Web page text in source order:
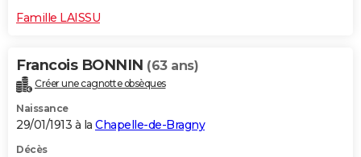
Famille LAISSU
Francois BONNIN (63 ans)
Créer une cagnotte obsèques
Naissance
29/01/1913 à la Chapelle-de-Bragny
Décès